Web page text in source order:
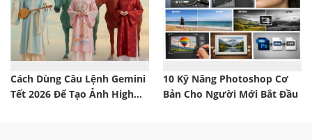
Cách Dùng Câu Lệnh Gemini
Tết 2026 Để Tạo Ảnh High
10 Kỹ Năng Photoshop Cơ
Bản Cho Người Mới Bắt Đầu